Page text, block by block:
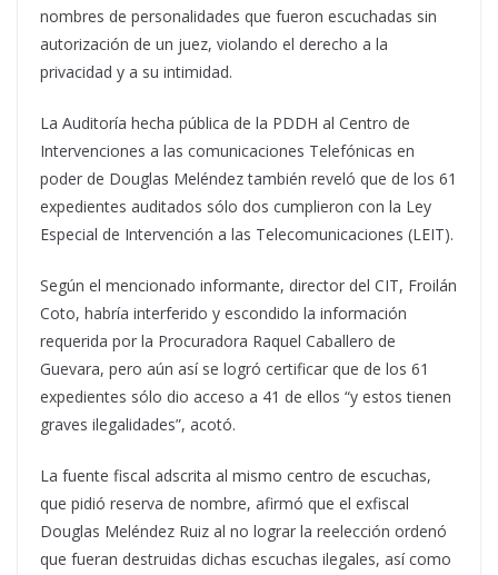
nombres de personalidades que fueron escuchadas sin
autorización de un juez, violando el derecho a la
privacidad y a su intimidad.
La Auditoría hecha pública de la PDDH al Centro de
Intervenciones a las comunicaciones Telefónicas en
poder de Douglas Meléndez también reveló que de los 61
expedientes auditados sólo dos cumplieron con la Ley
Especial de Intervención a las Telecomunicaciones (LEIT).
Según el mencionado informante, director del CIT, Froilán
Coto, habría interferido y escondido la información
requerida por la Procuradora Raquel Caballero de
Guevara, pero aún así se logró certificar que de los 61
expedientes sólo dio acceso a 41 de ellos “y estos tienen
graves ilegalidades”, acotó.
La fuente fiscal adscrita al mismo centro de escuchas,
que pidió reserva de nombre, afirmó que el exfiscal
Douglas Meléndez Ruiz al no lograr la reelección ordenó
que fueran destruidas dichas escuchas ilegales, así como